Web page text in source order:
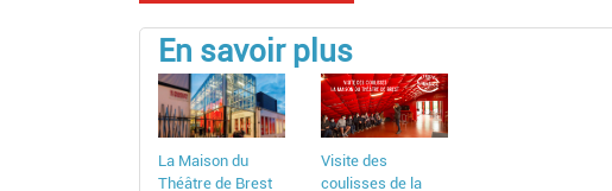
En savoir plus
La Maison du
Théâtre de Brest
Visite des
coulisses de la